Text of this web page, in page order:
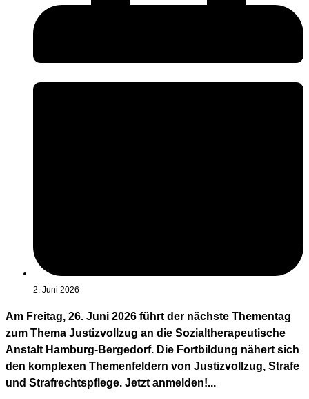
2. Juni 2026
Am Freitag, 26. Juni 2026 führt der nächste Thementag
zum Thema Justizvollzug an die Sozialtherapeutische
Anstalt Hamburg-Bergedorf. Die Fortbildung nähert sich
den komplexen Themenfeldern von Justizvollzug, Strafe
und Strafrechtspflege. Jetzt anmelden!...